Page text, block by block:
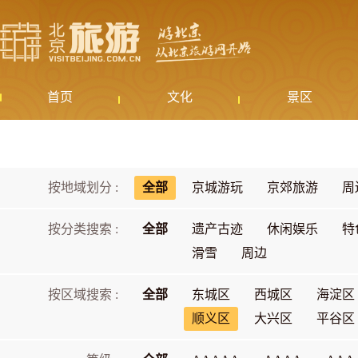
首页 文化 景区
按地域划分 : 全部 京城游玩 京郊旅游 周
按分类搜索 : 全部 遗产古迹 休闲娱乐
特
滑雪
周边
按区域搜索 : 全部 东城区 西城区
海淀区
顺义区
大兴区 平谷区